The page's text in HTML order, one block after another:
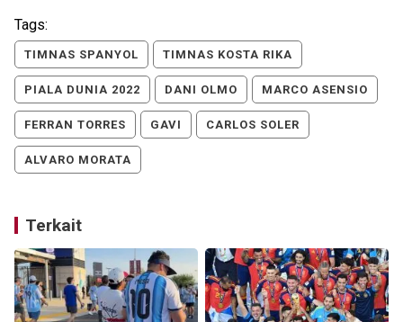
Tags:
TIMNAS SPANYOL TIMNAS KOSTA RIKA
PIALA DUNIA 2022 DANI OLMO MARCO ASENSIO
FERRAN TORRES GAVI CARLOS SOLER
ALVARO MORATA
Terkait